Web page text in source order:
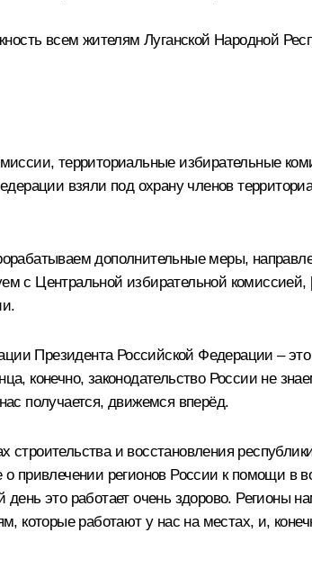
всем жителям Луганской Народной
территориальные избирательные
взяли под охрану членов
дополнительные меры,
с Центральной избирательной
Президента Российской Федерации – это
законодательство России не
получается, движемся вперёд.
строительства и восстановления
привлечении регионов России к помощи в
это работает очень здорово. Регионы
которые работают у нас на местах, и,